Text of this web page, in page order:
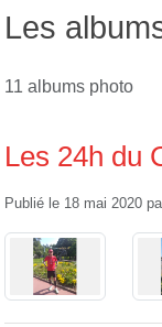
Les
11 albums photo
Les 24h du
Publié le 18 mai 2020